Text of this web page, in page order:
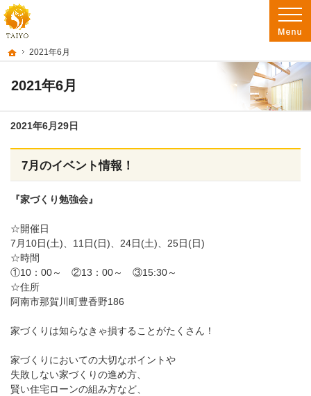
ホーム
2021年6月
2021年6月
阿南市を中心に徳島南部で注文住宅・新築一戸建て・リフォームを手がけるた
徳島で注文住宅を建てるなら たいようホーム｜阿南市・徳島南部の地域密着工務店
2021年6月29日
7月のイベント情報！
『家づくり勉強会』
☆開催日
7月10日(土)、11日(日)、24日(土)、25日(日)
☆時間
①10：00～ ②13：00～ ③15:30～
☆住所
阿南市那賀川町豊香野186
家づくりは知らなきゃ損することがたくさん！
家づくりにおいての大切なポイントや
失敗しない家づくりの進め方、
賢い住宅ローンの組み方など、